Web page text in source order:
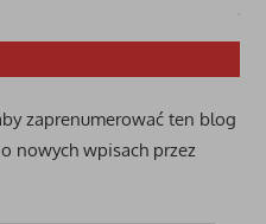
zaprenumerować ten blog
nowych wpisach przez